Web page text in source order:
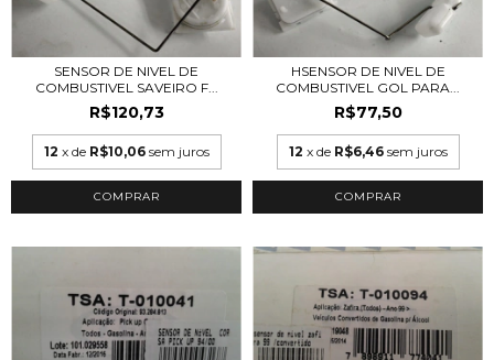
SENSOR DE NIVEL DE
COMBUSTIVEL SAVEIRO F...
R$120,73
12 x de R$10,06 sem juros
HSENSOR DE NIVEL DE
COMBUSTIVEL GOL PARA...
R$77,50
12 x de R$6,46 sem juros